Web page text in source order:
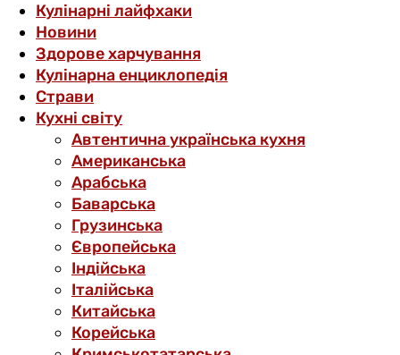
Кулінарні лайфхаки
Новини
Здорове харчування
Кулінарна енциклопедія
Страви
Кухні світу
Автентична українська кухня
Американська
Арабська
Баварська
Грузинська
Європейська
Індійська
Італійська
Китайська
Корейська